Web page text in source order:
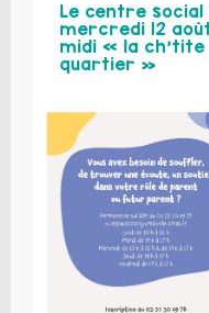
Le centre
mercredi 12
midi « la ch’tite
quartier »